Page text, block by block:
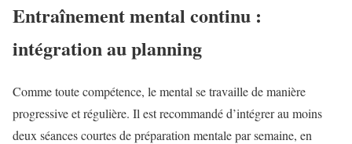
Entraînement mental continu :
intégration au planning
Comme toute compétence, le mental se travaille de manière
progressive et régulière. Il est recommandé d’intégrer au moins
deux séances courtes de préparation mentale par semaine, en